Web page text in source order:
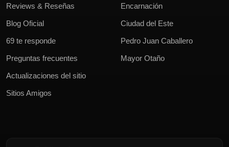
Reviews & Reseñas
Blog Oficial
69 te responde
Preguntas frecuentes
Actualizaciones del sitio
Sitios Amigos
Encarnación
Ciudad del Este
Pedro Juan Caballero
Mayor Otaño